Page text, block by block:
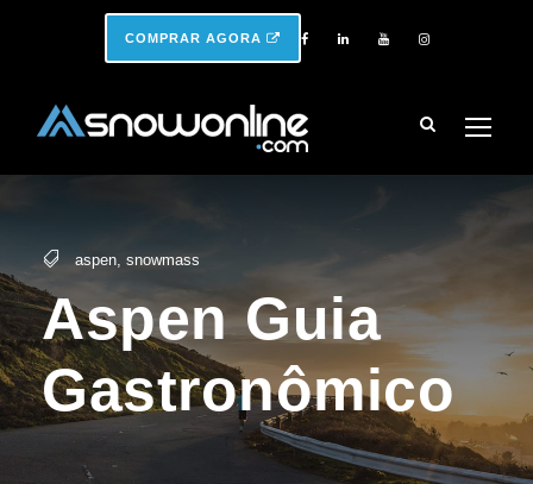
COMPRAR AGORA
aspen, snowmass
Aspen Guia
Gastronômico